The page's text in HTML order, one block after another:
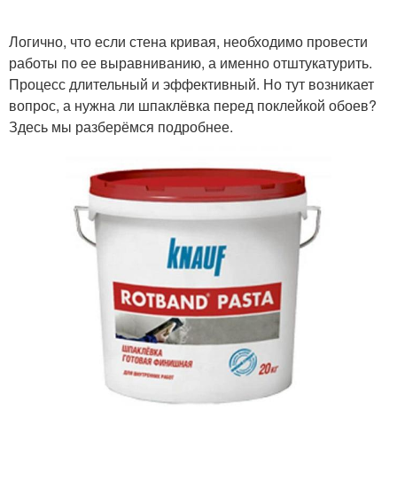
Логично, что если стена кривая, необходимо провести
работы по ее выравниванию, а именно отштукатурить.
Процесс длительный и эффективный. Но тут возникает
вопрос, а нужна ли шпаклёвка перед поклейкой обоев?
Здесь мы разберёмся подробнее.